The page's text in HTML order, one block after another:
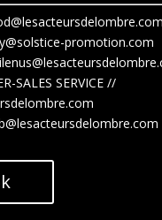
promotion.com
SALES SERVICE //